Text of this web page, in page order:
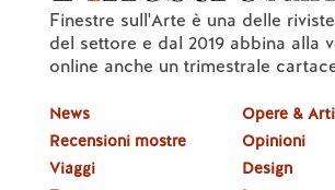
Finestre sull'Arte è una delle
del settore e dal 2019 abbina alla
online anche un trimestrale
News
Recensioni mostre
Viaggi
Opere &
Opinioni
Design